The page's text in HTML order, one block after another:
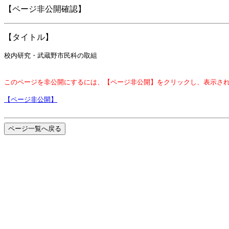
【ページ非公開確認】
【タイトル】
校内研究・武蔵野市民科の取組
このページを非公開にするには、【ページ非公開】をクリックし、表示さ
【ページ非公開】